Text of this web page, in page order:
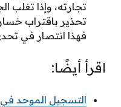
تجارته، وإذا تغلب
تحذير باقتراب
فهذا انتصار في
اقرأ أيضًا:
التسجيل الموحد في وزارة